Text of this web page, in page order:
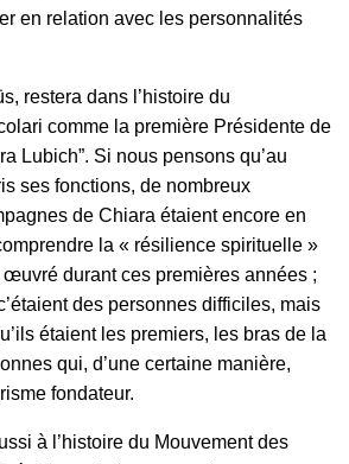
en relation avec les personnalités
restera dans l’histoire du
comme la première Présidente de
Lubich”. Si nous pensons qu’au
ses fonctions, de nombreux
de Chiara étaient encore en
la « résilience spirituelle »
durant ces premières années ;
des personnes difficiles, mais
étaient les premiers, les bras de la
qui, d’une certaine manière,
fondateur.
à l’histoire du Mouvement des